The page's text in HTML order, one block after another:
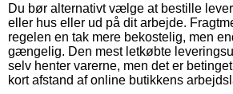
Du bør alternativt vælge at bestille
eller hus eller ud på dit arbejde.
regelen en tak mere bekostelig, men
gængelig. Den mest letkøbte
selv henter varerne, men det er
kort afstand af online butikkens